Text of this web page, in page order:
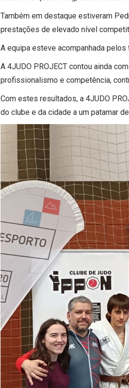
Também em destaque estiveram
prestações de elevado nível
A equipa esteve acompanhada
A 4JUDO PROJECT contou ainda
profissionalismo e competência,
Com estes resultados, a 4JUDO
do clube e da cidade a um patamar